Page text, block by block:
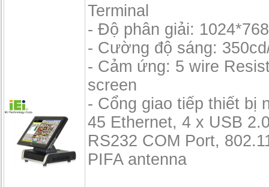
Terminal
- Độ phân giải:
- Cường độ sáng:
- Cảm ứng: 5 wire
screen
- Cổng giao tiếp thiết bị
45 Ethernet, 4 x USB
RS232 COM Port,
PIFA antenna